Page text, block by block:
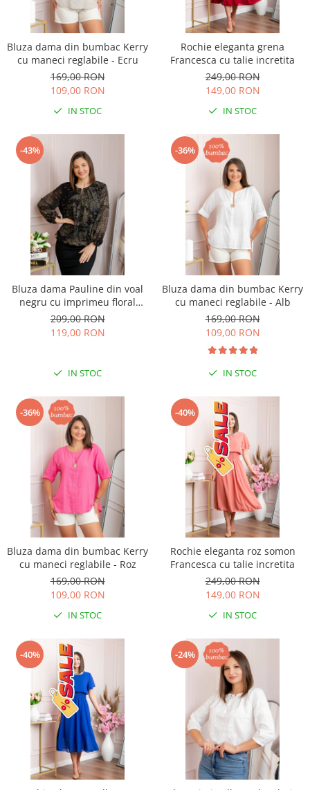
Bluza dama din bumbac Kerry
cu maneci reglabile - Ecru
169,00 RON
109,00 RON
IN STOC
Rochie eleganta grena
Francesca cu talie incretita
249,00 RON
149,00 RON
IN STOC
-43%
Bluza dama Pauline din voal
negru cu imprimeu floral
auriu
209,00 RON
119,00 RON
IN STOC
-36%
Bluza dama din bumbac Kerry
cu maneci reglabile - Alb
169,00 RON
109,00 RON
IN STOC
-36%
Bluza dama din bumbac Kerry
cu maneci reglabile - Roz
169,00 RON
109,00 RON
IN STOC
-40%
Rochie eleganta roz somon
Francesca cu talie incretita
249,00 RON
149,00 RON
IN STOC
-40% -24%